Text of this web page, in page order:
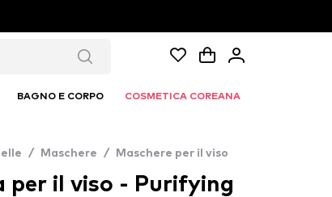
BAGNO E CORPO COSMETICA COREANA
/ Maschere / Maschere per il viso
per il viso - Purifying